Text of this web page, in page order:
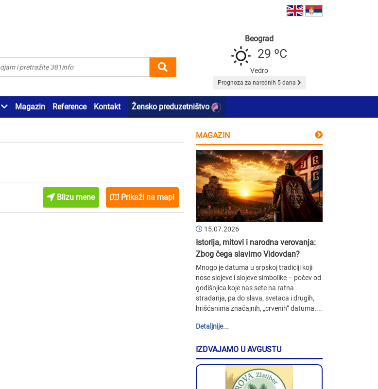
Beograd
29 ºC
Vedro
Prognoza za narednih 5 dana
Magazin Reference Kontakt Žensko preduzetništvo
Blizu mene Prikaži na mapi
MAGAZIN
15.07.2026
Istorija, mitovi i narodna verovanja:
Zbog čega slavimo Vidovdan?
Mnogo je datuma u srpskoj tradiciji koji
nose slojeve i slojeve simbolike – počev od
godišnjica koje nas sete na ratna
stradanja, pa do slava, svetaca i drugih,
hrišćanima značajnih, „crvenih“ datuma....
Detaljnije...
IZDVAJAMO U AVGUSTU